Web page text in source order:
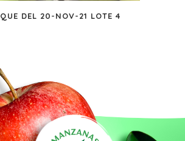
DEL 20-NOV-21 LOTE 4